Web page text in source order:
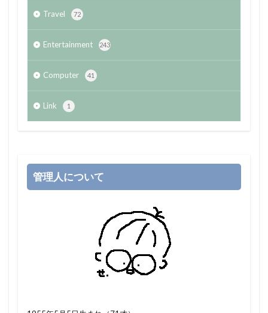
Travel 72
Entertainment 243
Computer 41
Link 1
管理人について